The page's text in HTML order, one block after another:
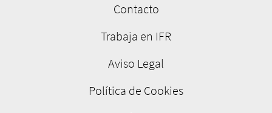
Contacto
Trabaja en IFR
Aviso Legal
Política de Cookies